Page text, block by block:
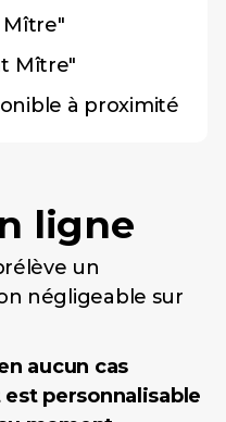
Mître"
Mître"
à proximité
ligne
un
négligeable sur
aucun cas
personnalisable